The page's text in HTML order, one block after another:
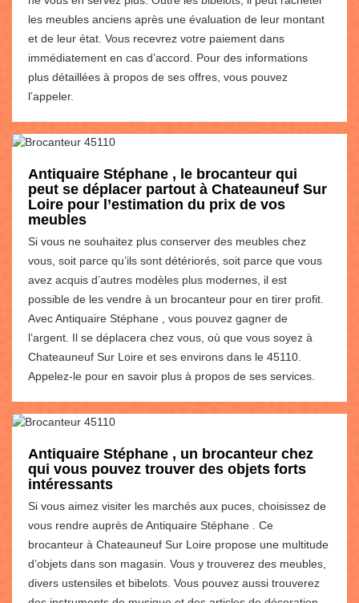
les meubles anciens après une évaluation de leur montant
et de leur état. Vous recevrez votre paiement dans
immédiatement en cas d’accord. Pour des informations
plus détaillées à propos de ses offres, vous pouvez
l’appeler.
Antiquaire Stéphane , le brocanteur qui
peut se déplacer partout à Chateauneuf Sur
Loire pour l’estimation du prix de vos
meubles
Si vous ne souhaitez plus conserver des meubles chez
vous, soit parce qu’ils sont détériorés, soit parce que vous
avez acquis d’autres modèles plus modernes, il est
possible de les vendre à un brocanteur pour en tirer profit.
Avec Antiquaire Stéphane , vous pouvez gagner de
l’argent. Il se déplacera chez vous, où que vous soyez à
Chateauneuf Sur Loire et ses environs dans le 45110.
Appelez-le pour en savoir plus à propos de ses services.
Antiquaire Stéphane , un brocanteur chez
qui vous pouvez trouver des objets forts
intéressants
Si vous aimez visiter les marchés aux puces, choisissez de
vous rendre auprès de Antiquaire Stéphane . Ce
brocanteur à Chateauneuf Sur Loire propose une multitude
d’objets dans son magasin. Vous y trouverez des meubles,
divers ustensiles et bibelots. Vous pouvez aussi trouverez